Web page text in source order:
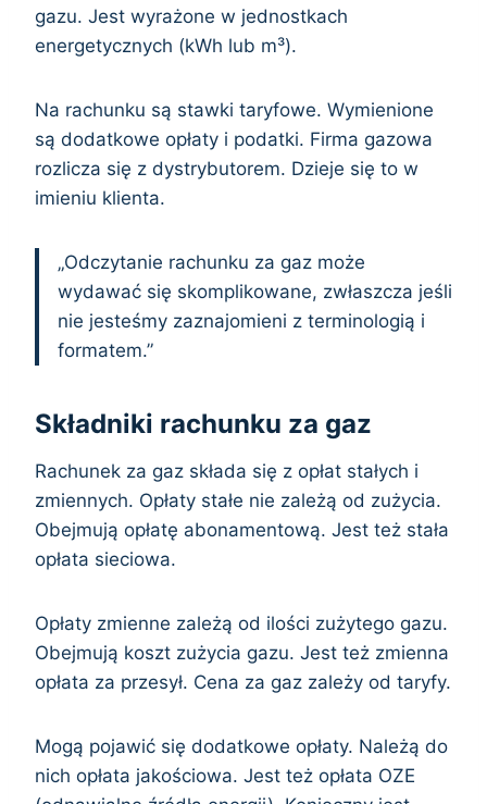
gazu. Jest wyrażone w jednostkach
energetycznych (kWh lub m³).
Na rachunku są stawki taryfowe. Wymienione
są dodatkowe opłaty i podatki. Firma gazowa
rozlicza się z dystrybutorem. Dzieje się to w
imieniu klienta.
„Odczytanie rachunku za gaz może
wydawać się skomplikowane, zwłaszcza jeśli
nie jesteśmy zaznajomieni z terminologią i
formatem.”
Składniki rachunku za gaz
Rachunek za gaz składa się z opłat stałych i
zmiennych. Opłaty stałe nie zależą od zużycia.
Obejmują opłatę abonamentową. Jest też stała
opłata sieciowa.
Opłaty zmienne zależą od ilości zużytego gazu.
Obejmują koszt zużycia gazu. Jest też zmienna
opłata za przesył. Cena za gaz zależy od taryfy.
Mogą pojawić się dodatkowe opłaty. Należą do
nich opłata jakościowa. Jest też opłata OZE